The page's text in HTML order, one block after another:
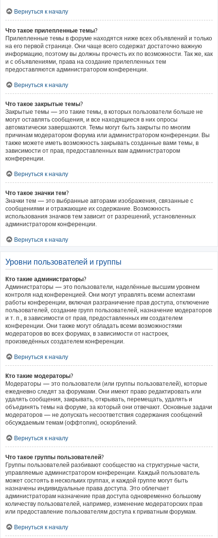
Вернуться к началу
Что такое прилепленные темы?
Прилепленные темы в форуме находятся ниже всех объявлений и только
на его первой странице. Они чаще всего содержат достаточно важную
информацию, поэтому вы должны прочесть их по возможности. Так же, как
и с объявлениями, права на создание прилепленных тем
предоставляются администратором конференции.
Вернуться к началу
Что такое закрытые темы?
Закрытые темы — это такие темы, в которых пользователи больше не
могут оставлять сообщения, и все находящиеся в них опросы
автоматически завершаются. Темы могут быть закрыты по многим
причинам модератором форума или администратором конференции. Вы
также можете иметь возможность закрывать созданные вами темы, в
зависимости от прав, предоставленных вам администратором
конференции.
Вернуться к началу
Что такое значки тем?
Значки тем — это выбранные авторами изображения, связанные с
сообщениями и отражающие их содержание. Возможность
использования значков тем зависит от разрешений, установленных
администратором конференции.
Вернуться к началу
Уровни пользователей и группы
Кто такие администраторы?
Администраторы — это пользователи, наделённые высшим уровнем
контроля над конференцией. Они могут управлять всеми аспектами
работы конференции, включая разграничение прав доступа, отключение
пользователей, создание групп пользователей, назначение модераторов
и т. п., в зависимости от прав, предоставленных им создателем
конференции. Они также могут обладать всеми возможностями
модераторов во всех форумах, в зависимости от настроек,
произведённых создателем конференции.
Вернуться к началу
Кто такие модераторы?
Модераторы — это пользователи (или группы пользователей), которые
ежедневно следят за форумами. Они имеют право редактировать или
удалять сообщения, закрывать, открывать, перемещать, удалять и
объединять темы на форуме, за который они отвечают. Основные задачи
модераторов — не допускать несоответствия содержания сообщений
обсуждаемым темам (оффтопик), оскорблений.
Вернуться к началу
Что такое группы пользователей?
Группы пользователей разбивают сообщество на структурные части,
управляемые администратором конференции. Каждый пользователь
может состоять в нескольких группах, и каждой группе могут быть
назначены индивидуальные права доступа. Это облегчает
администраторам назначение прав доступа одновременно большому
количеству пользователей, например, изменение модераторских прав
или предоставление пользователям доступа к приватным форумам.
Вернуться к началу